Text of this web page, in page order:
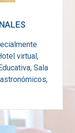
virtual,
Sala